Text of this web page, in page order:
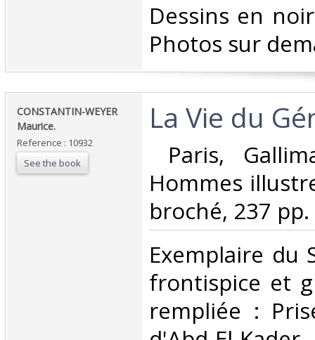
‎Dessins en
Photos sur
‎CONSTANTIN-WEYER
Maurice.‎
Reference : 10932
See the book
‎La Vie du
Paris,
Hommes
broché, 237 pp. ‎
‎Exemplaire du
frontispice et
rempliée :